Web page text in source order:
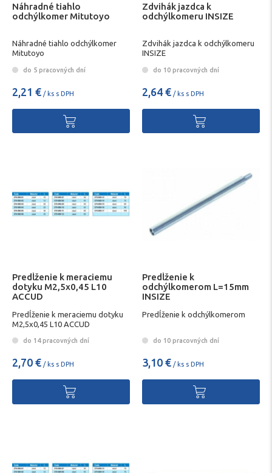
Náhradné tiahlo
odchýlkomer Mitutoyo
Náhradné tiahlo odchýlkomer
Mitutoyo
do 5 pracovných dní
2,21 € / ks s DPH
Zdvihák jazdca k
odchýlkomeru INSIZE
Zdvihák jazdca k odchýlkomeru
INSIZE
do 10 pracovných dní
2,64 € / ks s DPH
Predĺženie k meraciemu
dotyku M2,5x0,45 L10
ACCUD
Predĺženie k meraciemu dotyku
M2,5x0,45 L10 ACCUD
do 14 pracovných dní
2,70 € / ks s DPH
Predĺženie k
odchýlkomerom L=15mm
INSIZE
Predĺženie k odchýlkomerom
do 10 pracovných dní
3,10 € / ks s DPH